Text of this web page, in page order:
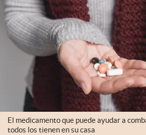
El medicamento que puede ayudar a
todos los tienen en su casa